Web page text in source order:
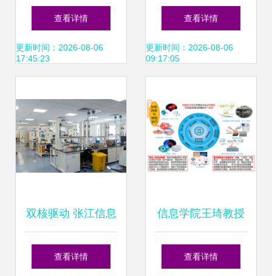
中国联塑推动智能
制造创新发展
查看详情
更新时间：2026-08-06
17:45:23
公司 科技赋能品牌
增长新引擎
查看详情
更新时间：2026-08-06
09:17:05
双核驱动 张江信息
科技新里程碑——
查看详情
信息学院王琦教授
获批国家科技重大
查看详情